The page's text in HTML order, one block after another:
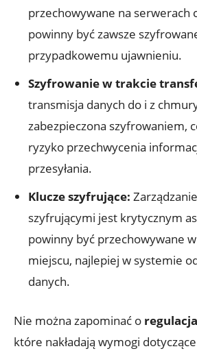
przechowywane na serwerach
powinny być​ zawsze
przypadkowemu ujawnieniu.
Szyfrowanie‍ w trakcie⁣
transmisja danych do i z
zabezpieczona szyfrowaniem,
ryzyko ⁢przechwycenia
przesyłania.
Klucze szyfrujące:
szyfrującymi jest krytycznym
powinny być przechowywane
miejscu, najlepiej w systemie
danych.
Nie można zapominać o
‌które nakładają ⁣wymogi​